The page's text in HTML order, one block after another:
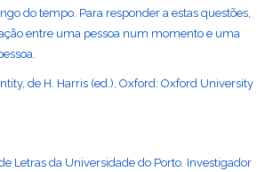
do tempo. Para responder a estas questões,
entre uma pessoa num momento e uma
de H. Harris (ed.), Oxford: Oxford University
Letras da Universidade do Porto. Investigador